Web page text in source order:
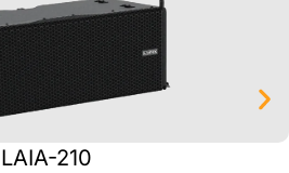
LAIA-210